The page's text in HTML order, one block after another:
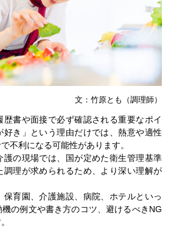
文：竹原とも（調理師）
書や面接で必ず確認される重要なポイ
好き」という理由だけでは、熱意や適性
不利になる可能性があります。
護の現場では、国が定めた衛生管理基準
調理が求められるため、より深い理解が
育園、介護施設、病院、ホテルといっ
の例文や書き方のコツ、避けるべきNG